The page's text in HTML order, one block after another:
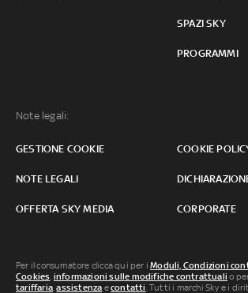
SPAZI SKY
PROGRAMMI
Note legali:
GESTIONE COOKIE COOKIE
NOTE LEGALI
OFFERTA SKY MEDIA CORPORATE
Per il consumatore clicca qui per iModuli, Condizioni
Cookies, informazioni sulle modifiche contrattuali o
tariffaria,assistenza econtatti. Tutti i marchi Sky e i